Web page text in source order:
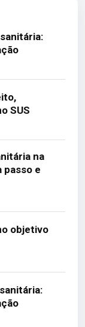
SUS
na
passo e
objetivo